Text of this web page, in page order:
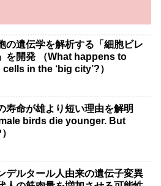
の遺伝学を解析する「細胞ビレ
を開発 （What happens to
cells in the ‘big city’?）
寿命が雄より短い理由を解明
birds die younger. But
デルタール人由来の遺伝子変異